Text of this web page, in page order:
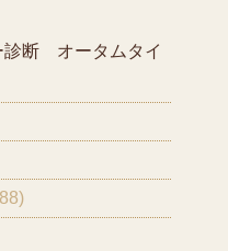
診断 オータムタイ